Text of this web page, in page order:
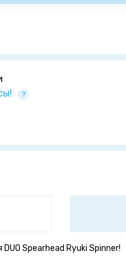
?
Spearhead Ryuki Spinner!